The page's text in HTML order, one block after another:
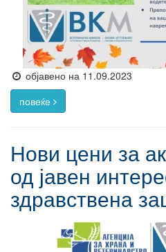
објавено на 11.09.2023
повеќе
Нови цени за
од јавен
здравствена